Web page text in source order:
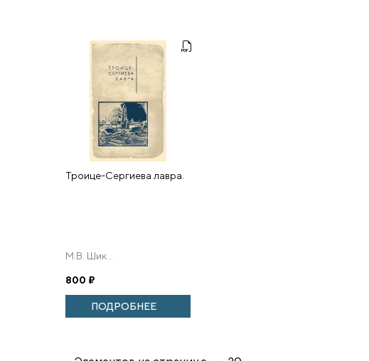
Троице-Сергиева лавра.
М.В. Шик...
800 ₽
ПОДРОБНЕЕ